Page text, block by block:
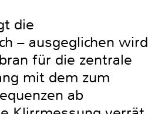
die
– ausgeglichen wird
für die zentrale
mit dem zum
ab